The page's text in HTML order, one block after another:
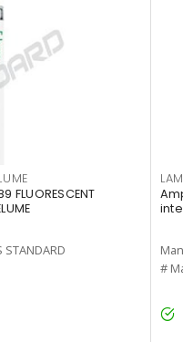
FLUORESCENT
STANDARD
#